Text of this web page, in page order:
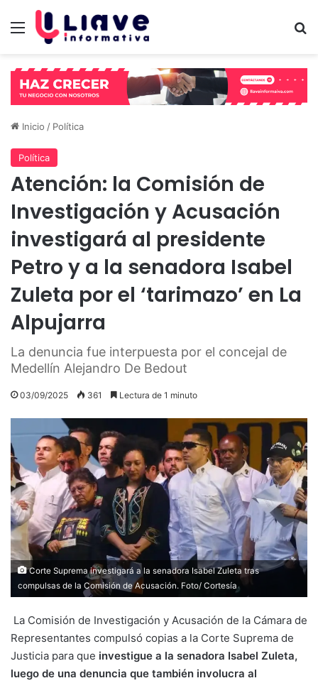
Menú
Inicio / Política
Política
Atención: la Comisión de
Investigación y Acusación
investigará al presidente
Petro y a la senadora Isabel
Zuleta por el ‘tarimazo’ en La
Alpujarra
La denuncia fue interpuesta por el concejal de
Medellín Alejandro De Bedout
03/09/2025 361 Lectura de 1 minuto
Corte Suprema investigará a la senadora Isabel Zuleta tras
compulsas de la Comisión de Acusación. Foto/ Cortesía
La Comisión de Investigación y Acusación de la Cámara de
Representantes compulsó copias a la Corte Suprema de
Justicia para que investigue a la senadora Isabel Zuleta,
luego de una denuncia que también involucra al